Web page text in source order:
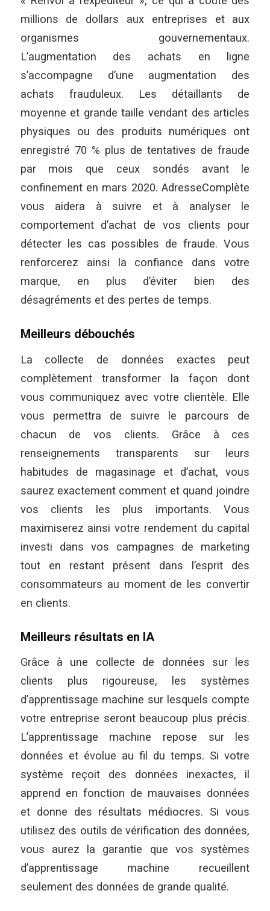
millions de dollars aux entreprises et aux
organismes gouvernementaux.
L’augmentation des achats en ligne
s’accompagne d’une augmentation des
achats frauduleux. Les détaillants de
moyenne et grande taille vendant des articles
physiques ou des produits numériques ont
enregistré 70 % plus de tentatives de fraude
par mois que ceux sondés avant le
confinement en mars 2020. AdresseComplète
vous aidera à suivre et à analyser le
comportement d’achat de vos clients pour
détecter les cas possibles de fraude. Vous
renforcerez ainsi la confiance dans votre
marque, en plus d’éviter bien des
désagréments et des pertes de temps.
Meilleurs débouchés
La collecte de données exactes peut
complètement transformer la façon dont
vous communiquez avec votre clientèle. Elle
vous permettra de suivre le parcours de
chacun de vos clients. Grâce à ces
renseignements transparents sur leurs
habitudes de magasinage et d’achat, vous
saurez exactement comment et quand joindre
vos clients les plus importants. Vous
maximiserez ainsi votre rendement du capital
investi dans vos campagnes de marketing
tout en restant présent dans l’esprit des
consommateurs au moment de les convertir
en clients.
Meilleurs résultats en IA
Grâce à une collecte de données sur les
clients plus rigoureuse, les systèmes
d’apprentissage machine sur lesquels compte
votre entreprise seront beaucoup plus précis.
L’apprentissage machine repose sur les
données et évolue au fil du temps. Si votre
système reçoit des données inexactes, il
apprend en fonction de mauvaises données
et donne des résultats médiocres. Si vous
utilisez des outils de vérification des données,
vous aurez la garantie que vos systèmes
d’apprentissage machine recueillent
seulement des données de grande qualité.